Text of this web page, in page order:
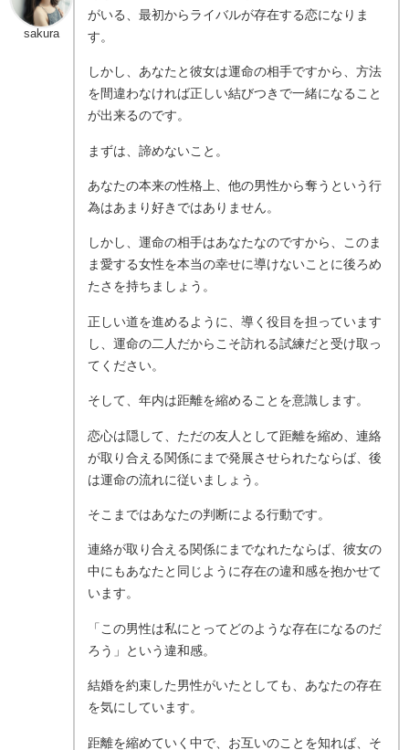
sakura
がいる、最初からライバルが存在する恋になりま
す。
しかし、あなたと彼女は運命の相手ですから、方法
を間違わなければ正しい結びつきで一緒になること
が出来るのです。
まずは、諦めないこと。
あなたの本来の性格上、他の男性から奪うという行
為はあまり好きではありません。
しかし、運命の相手はあなたなのですから、このま
ま愛する女性を本当の幸せに導けないことに後ろめ
たさを持ちましょう。
正しい道を進めるように、導く役目を担っています
し、運命の二人だからこそ訪れる試練だと受け取っ
てください。
そして、年内は距離を縮めることを意識します。
恋心は隠して、ただの友人として距離を縮め、連絡
が取り合える関係にまで発展させられたならば、後
は運命の流れに従いましょう。
そこまではあなたの判断による行動です。
連絡が取り合える関係にまでなれたならば、彼女の
中にもあなたと同じように存在の違和感を抱かせて
います。
「この男性は私にとってどのような存在になるのだ
ろう」という違和感。
結婚を約束した男性がいたとしても、あなたの存在
を気にしています。
距離を縮めていく中で、お互いのことを知れば、そ